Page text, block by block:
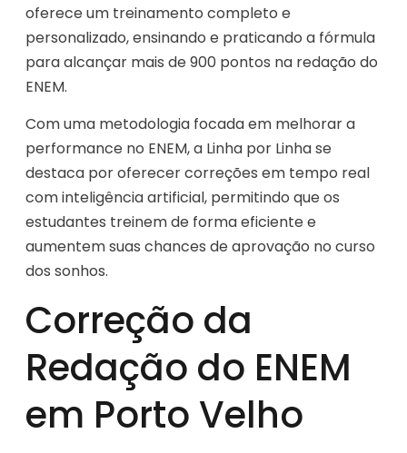
oferece um treinamento completo e
personalizado, ensinando e praticando a fórmula
para alcançar mais de 900 pontos na redação do
ENEM.
Com uma metodologia focada em melhorar a
performance no ENEM, a Linha por Linha se
destaca por oferecer correções em tempo real
com inteligência artificial, permitindo que os
estudantes treinem de forma eficiente e
aumentem suas chances de aprovação no curso
dos sonhos.
Correção da
Redação do ENEM
em Porto Velho